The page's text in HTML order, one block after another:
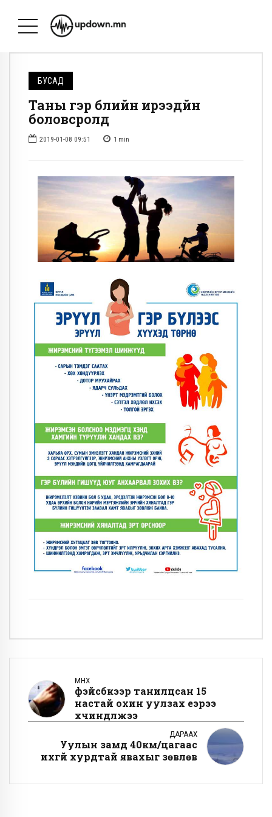
БУСАД
Таны гэр бүлийн ирээдүйн
боловсролд
2019-01-08 09:51 1 min
ӨМНӨХ
фэйсбүүкээр танилцсан 15
настай охин уулзах үеэрээ
хүчиндүүлжээ
ДАРААХ
Уулын замд 40км/цагаас
ихгүй хурдтай явахыг зөвлөв